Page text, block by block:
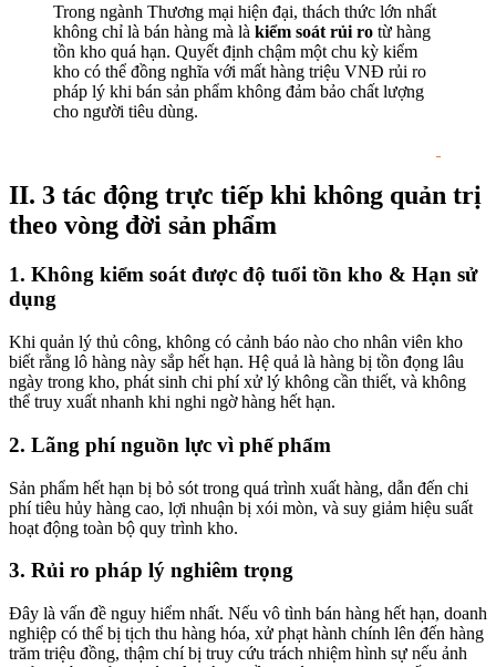
Trong ngành Thương mại hiện đại, thách thức lớn nhất
không chỉ là bán hàng mà là kiểm soát rủi ro từ hàng
tồn kho quá hạn. Quyết định chậm một chu kỳ kiểm
kho có thể đồng nghĩa với mất hàng triệu VNĐ rủi ro
pháp lý khi bán sản phẩm không đảm bảo chất lượng
cho người tiêu dùng.
II. 3 tác động trực tiếp khi không quản trị
theo vòng đời sản phẩm
1. Không kiểm soát được độ tuổi tồn kho & Hạn sử
dụng
Khi quản lý thủ công, không có cảnh báo nào cho nhân viên kho
biết rằng lô hàng này sắp hết hạn. Hệ quả là hàng bị tồn đọng lâu
ngày trong kho, phát sinh chi phí xử lý không cần thiết, và không
thể truy xuất nhanh khi nghi ngờ hàng hết hạn.
2. Lãng phí nguồn lực vì phế phẩm
Sản phẩm hết hạn bị bỏ sót trong quá trình xuất hàng, dẫn đến chi
phí tiêu hủy hàng cao, lợi nhuận bị xói mòn, và suy giảm hiệu suất
hoạt động toàn bộ quy trình kho.
3. Rủi ro pháp lý nghiêm trọng
Đây là vấn đề nguy hiểm nhất. Nếu vô tình bán hàng hết hạn, doanh
nghiệp có thể bị tịch thu hàng hóa, xử phạt hành chính lên đến hàng
trăm triệu đồng, thậm chí bị truy cứu trách nhiệm hình sự nếu ảnh